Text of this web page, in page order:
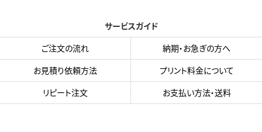
サービスガイド
ご注文の流れ
納期・お急ぎの方へ
お見積り依頼方法
プリント料金について
リピート注文
お支払い方法・送料